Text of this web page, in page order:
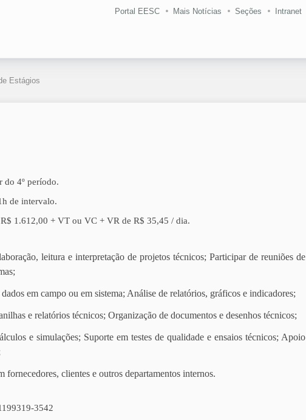
Portal EESC Mais Notícias Seções Intranet
Estágios
do 4º período.
de intervalo.
1.612,00 + VT ou VC + VR de R$ 35,45 / dia.
leitura e interpretação de projetos técnicos; Participar de reuniões de
em campo ou em sistema; Análise de relatórios, gráficos e indicadores;
e relatórios técnicos; Organização de documentos e desenhos técnicos;
e simulações; Suporte em testes de qualidade e ensaios técnicos; Apoio
clientes e outros departamentos internos.
3542